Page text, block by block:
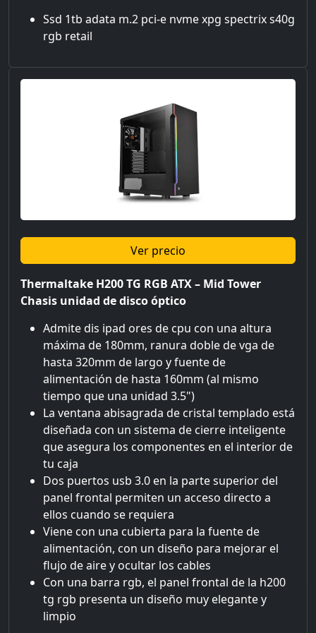
Ssd 1tb adata m.2 pci-e nvme xpg spectrix s40g
rgb retail
Ver precio
Thermaltake H200 TG RGB ATX – Mid Tower
Chasis unidad de disco óptico
Admite dis ipad ores de cpu con una altura
máxima de 180mm, ranura doble de vga de
hasta 320mm de largo y fuente de
alimentación de hasta 160mm (al mismo
tiempo que una unidad 3.5")
La ventana abisagrada de cristal templado está
diseñada con un sistema de cierre inteligente
que asegura los componentes en el interior de
tu caja
Dos puertos usb 3.0 en la parte superior del
panel frontal permiten un acceso directo a
ellos cuando se requiera
Viene con una cubierta para la fuente de
alimentación, con un diseño para mejorar el
flujo de aire y ocultar los cables
Con una barra rgb, el panel frontal de la h200
tg rgb presenta un diseño muy elegante y
limpio